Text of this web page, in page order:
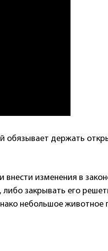
обязывает держать
изменения в
закрывать его
небольшое животное